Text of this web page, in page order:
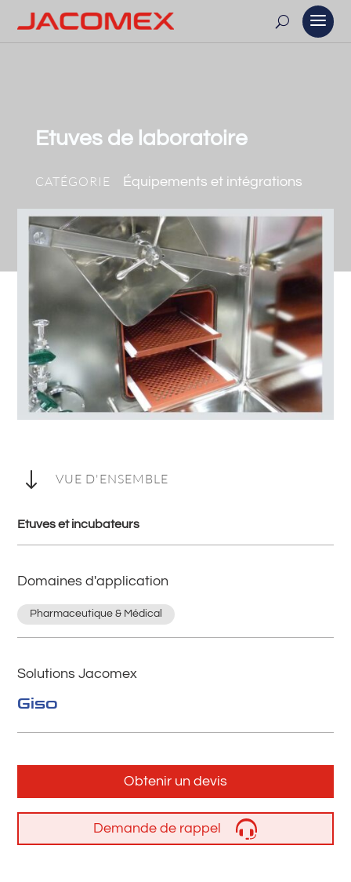
Etuves de laboratoire
CATÉGORIE Équipements et intégrations
" VUE D'ENSEMBLE
Etuves et incubateurs
Domaines d'application
Pharmaceutique & Médical
Solutions Jacomex
Giso
Obtenir un devis
Demande de rappel